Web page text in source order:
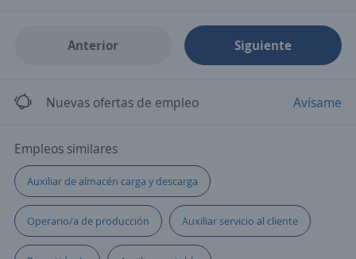
Anterior Siguiente
Nuevas ofertas de empleo Avísame
Empleos similares
Auxiliar de almacén carga y descarga
Operario/a de producción Auxiliar servicio al cliente